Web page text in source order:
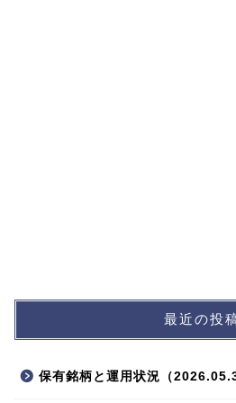
最近の投
保有銘柄と運用状況（ ポ